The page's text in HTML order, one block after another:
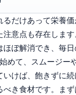
だけあって栄養
意点も存在しま
ぼ解消でき、毎
めて、スムージー
けば、飽きずに
き食材です。ま